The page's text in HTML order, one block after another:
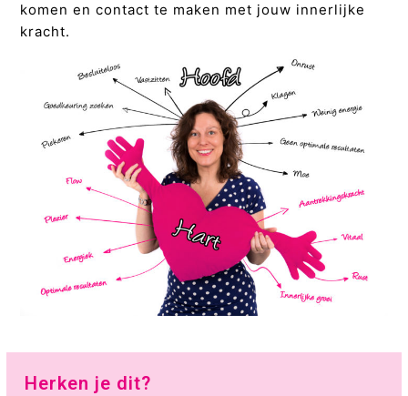
komen en contact te maken met jouw innerlijke
kracht.
Herken je dit?